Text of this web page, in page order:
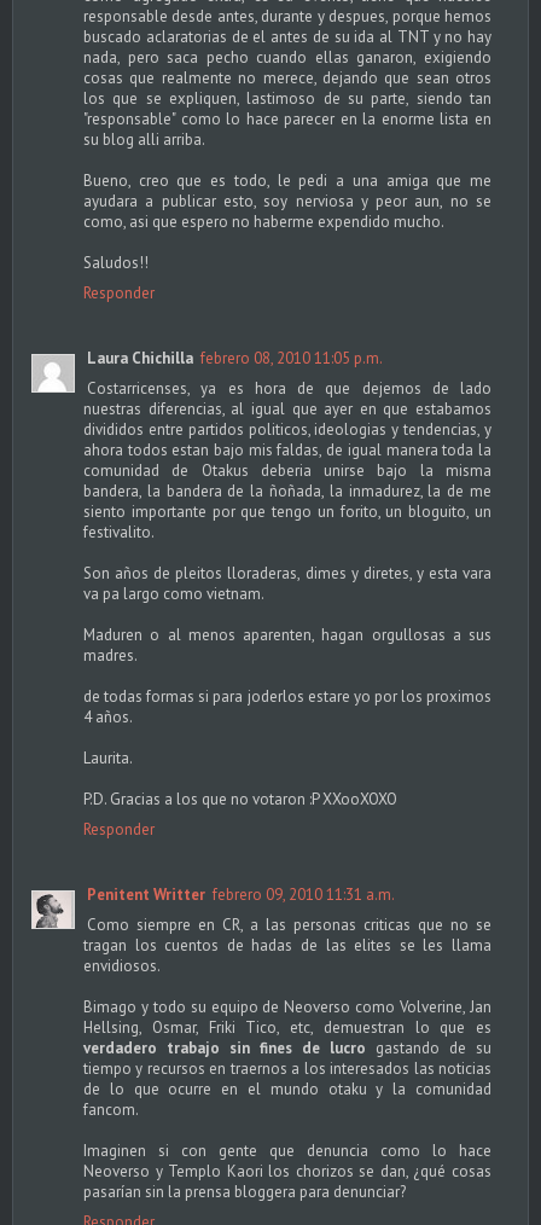
responsable desde antes, durante y despues, porque hemos
buscado aclaratorias de el antes de su ida al TNT y no hay
nada, pero saca pecho cuando ellas ganaron, exigiendo
cosas que realmente no merece, dejando que sean otros
los que se expliquen, lastimoso de su parte, siendo tan
"responsable" como lo hace parecer en la enorme lista en
su blog alli arriba.
Bueno, creo que es todo, le pedi a una amiga que me
ayudara a publicar esto, soy nerviosa y peor aun, no se
como, asi que espero no haberme expendido mucho.
Saludos!!
Responder
Laura Chichilla febrero 08, 2010 11:05 p.m.
Costarricenses, ya es hora de que dejemos de lado
nuestras diferencias, al igual que ayer en que estabamos
divididos entre partidos politicos, ideologias y tendencias, y
ahora todos estan bajo mis faldas, de igual manera toda la
comunidad de Otakus deberia unirse bajo la misma
bandera, la bandera de la ñoñada, la inmadurez, la de me
siento importante por que tengo un forito, un bloguito, un
festivalito.
Son años de pleitos lloraderas, dimes y diretes, y esta vara
va pa largo como vietnam.
Maduren o al menos aparenten, hagan orgullosas a sus
madres.
de todas formas si para joderlos estare yo por los proximos
4 años.
Laurita.
P.D. Gracias a los que no votaron :P XXooXOXO
Responder
Penitent Writter febrero 09, 2010 11:31 a.m.
Como siempre en CR, a las personas criticas que no se
tragan los cuentos de hadas de las elites se les llama
envidiosos.
Bimago y todo su equipo de Neoverso como Volverine, Jan
Hellsing, Osmar, Friki Tico, etc, demuestran lo que es
verdadero trabajo sin fines de lucro gastando de su
tiempo y recursos en traernos a los interesados las noticias
de lo que ocurre en el mundo otaku y la comunidad
fancom.
Imaginen si con gente que denuncia como lo hace
Neoverso y Templo Kaori los chorizos se dan, ¿qué cosas
pasarían sin la prensa bloggera para denunciar?